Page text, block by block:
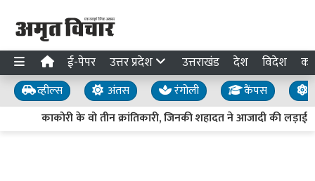
ई-पेपर उत्तर प्रदेश उत्तराखंड देश विदेश
व्हील्स अंतस रंगोली कैंपस
काकोरी के वो तीन क्रांतिकारी, जिनकी शहादत ने आजादी की लड़ाई